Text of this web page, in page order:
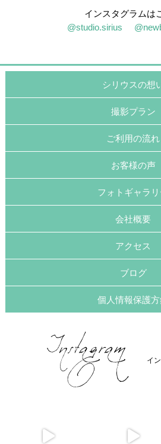
インスタグラムは
@studio.sirius
シリウスの想
撮影プラン
ご利用の流れ
お客様の声
フォトギャラ
会社概要
アクセス
ブログ
個人情報保護
イ